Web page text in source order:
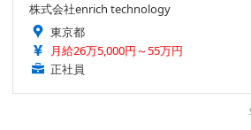
株式会社enrich technology
東京都
月給26万5,000円～55万円
正社員